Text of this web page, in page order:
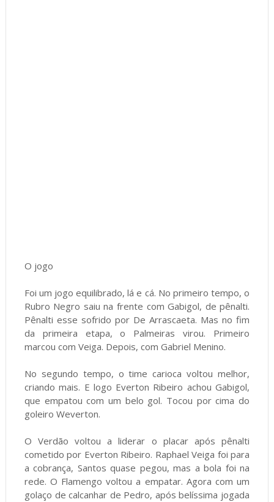
O jogo
Foi um jogo equilibrado, lá e cá. No primeiro tempo, o
Rubro Negro saiu na frente com Gabigol, de pênalti.
Pênalti esse sofrido por De Arrascaeta. Mas no fim
da primeira etapa, o Palmeiras virou. Primeiro
marcou com Veiga. Depois, com Gabriel Menino.
No segundo tempo, o time carioca voltou melhor,
criando mais. E logo Everton Ribeiro achou Gabigol,
que empatou com um belo gol. Tocou por cima do
goleiro Weverton.
O Verdão voltou a liderar o placar após pênalti
cometido por Everton Ribeiro. Raphael Veiga foi para
a cobrança, Santos quase pegou, mas a bola foi na
rede. O Flamengo voltou a empatar. Agora com um
golaço de calcanhar de Pedro, após belíssima jogada